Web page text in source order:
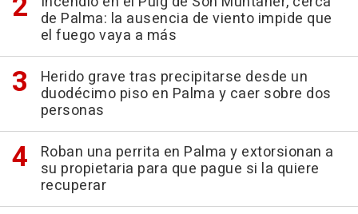
de Palma: la ausencia de viento impide que
el fuego vaya a más
Herido grave tras precipitarse desde un
duodécimo piso en Palma y caer sobre dos
personas
Roban una perrita en Palma y extorsionan a
su propietaria para que pague si la quiere
recuperar